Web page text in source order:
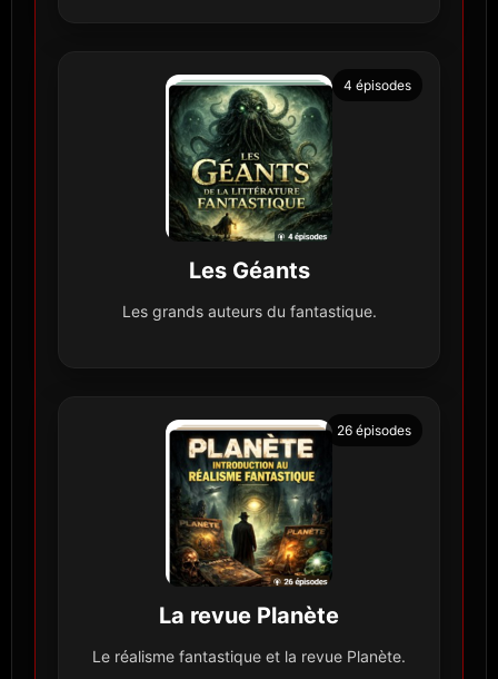
4 épisodes
Les Géants
Les grands auteurs du fantastique.
26 épisodes
La revue Planète
Le réalisme fantastique et la revue Planète.